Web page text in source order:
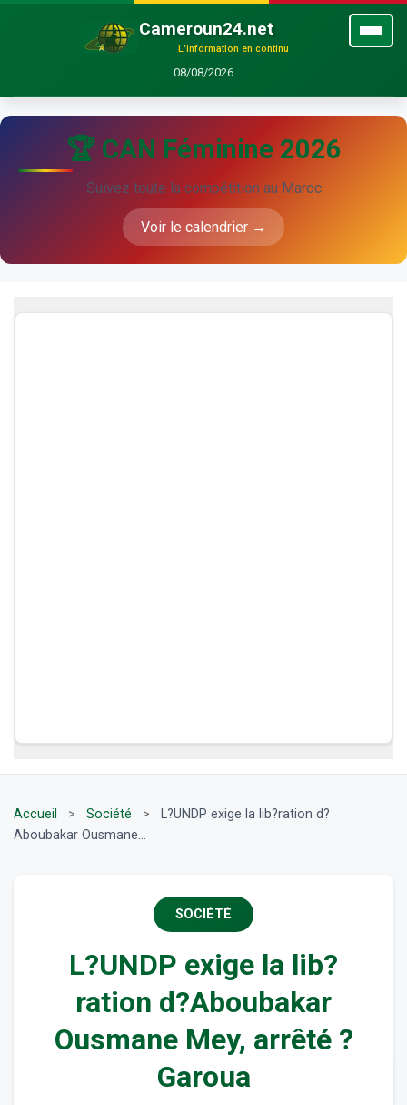
Cameroun24.net
L'information en continu
08/08/2026
🏆 CAN Féminine 2026
Suivez toute la compétition au Maroc
Voir le calendrier →
Accueil > Société >
L?UNDP exige la lib?ration d?
Aboubakar Ousmane...
SOCIÉTÉ
L?UNDP exige la lib?
ration d?Aboubakar
Ousmane Mey, arrêté ?
Garoua